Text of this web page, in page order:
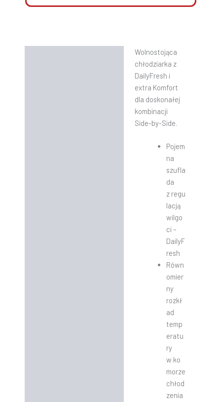
Wolnostojąca
chłodziarka z
DailyFresh i
extra Komfort
dla doskonałej
kombinacji
Side-by-Side.
Pojem
na
szufla
da
z regu
lacją
wilgo
ci –
DailyF
resh
Równ
omier
ny
rozkł
ad
temp
eratu
ry
w ko
morze
chłod
zenia